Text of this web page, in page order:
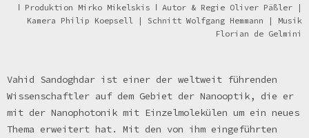
ǀ Produktion Mirko Mikelskis ǀ Autor & Regie Oliver Päßler |
Kamera Philip Koepsell | Schnitt Wolfgang Hemmann | Musik
Florian de Gelmini
Vahid Sandoghdar ist einer der weltweit führenden
Wissenschaftler auf dem Gebiet der Nanooptik, die er
mit der Nanophotonik mit Einzelmolekülen um ein neues
Thema erweitert hat. Mit den von ihm eingeführten